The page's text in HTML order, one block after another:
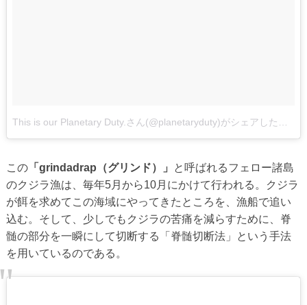
この「grindadrap（グリンド）」
と呼ばれるフェロー諸島
のクジラ漁は、毎年5月から10月にかけて行われる。クジラ
が餌を求めてこの海域にやってきたところを、漁船で追い
込む。そして、少しでもクジラの苦痛を減らすために、脊
髄の部分を一瞬にして切断する「脊髄切断法」という手法
を用いているのである。